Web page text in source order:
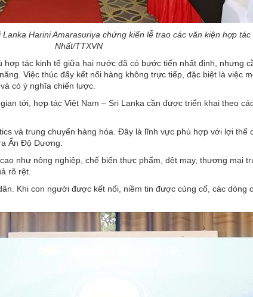
Harini Amarasuriya chứng kiến lễ trao các văn kiện hợp
Nhất/TTXVN
tác kinh tế giữa hai nước đã có bước tiến nhất định, nhưng
Việc thúc đẩy kết nối hàng không trực tiếp, đặc biệt là việc
có ý nghĩa chiến lược.
tới, hợp tác Việt Nam – Sri Lanka cần được triển khai theo
và trung chuyển hàng hóa. Đây là lĩnh vực phù hợp với lợi thế
Ẩn Độ Dương.
như nông nghiệp, chế biến thực phẩm, dệt may, thương mại
rõ rệt.
Khi con người được kết nối, niềm tin được củng cố, các dòng